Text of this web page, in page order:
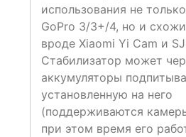
использования не
GoPro 3/3+/4, но и
вроде Xiaomi Yi Cam и
Стабилизатор может
аккумуляторы
установленную на него
(поддерживаются
при этом время его